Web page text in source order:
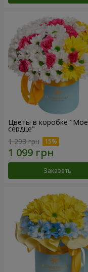
Цветы в коробке "Мое
сердце"
1 293 грн
Заказать